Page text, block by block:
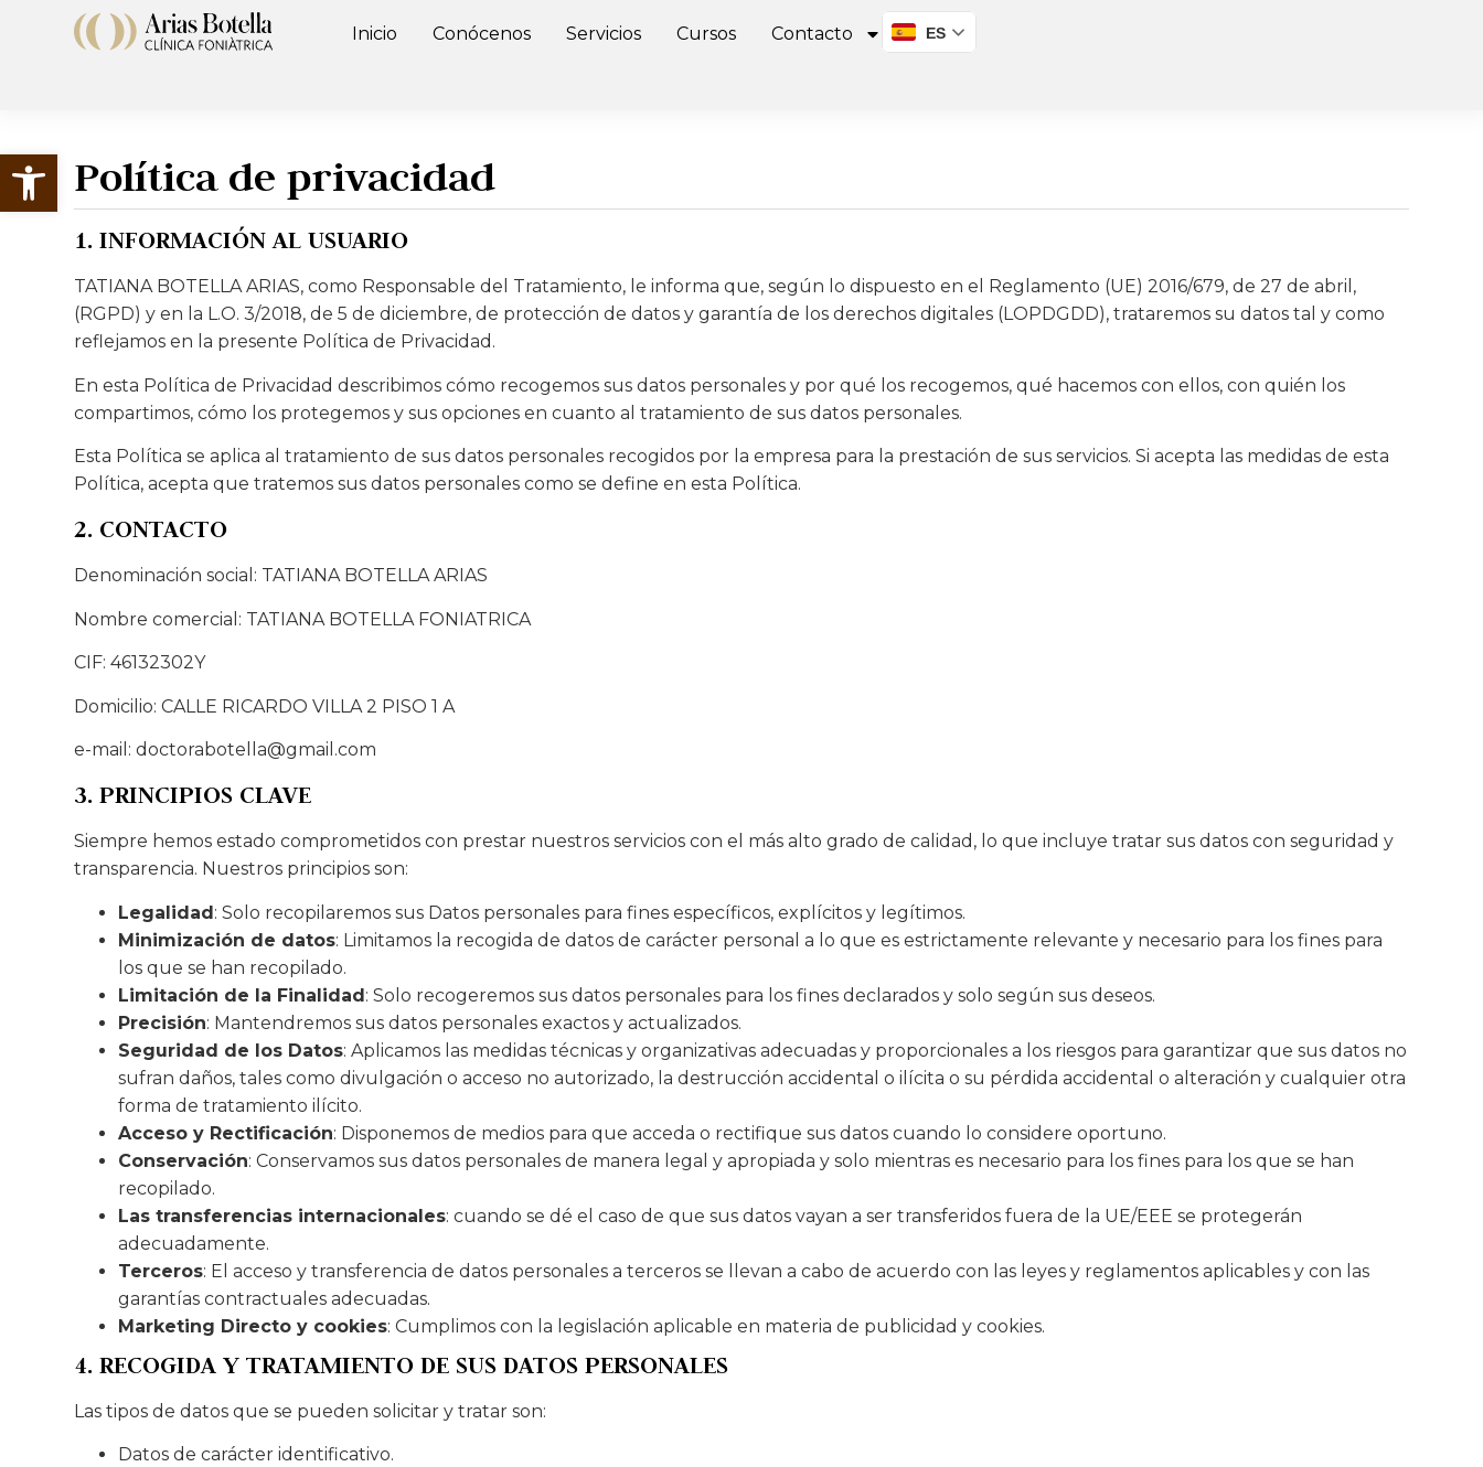
Abrir barra de herramientas
Inicio Conócenos Servicios Cursos Contacto ES
Política de privacidad
1. INFORMACIÓN AL USUARIO
TATIANA BOTELLA ARIAS, como Responsable del Tratamiento, le informa que, según lo dispuesto en el Reglamento (UE) 2016/679, de 27 de abril,
(RGPD) y en la L.O. 3/2018, de 5 de diciembre, de protección de datos y garantía de los derechos digitales (LOPDGDD), trataremos su datos tal y como
reflejamos en la presente Política de Privacidad.
En esta Política de Privacidad describimos cómo recogemos sus datos personales y por qué los recogemos, qué hacemos con ellos, con quién los
compartimos, cómo los protegemos y sus opciones en cuanto al tratamiento de sus datos personales.
Esta Política se aplica al tratamiento de sus datos personales recogidos por la empresa para la prestación de sus servicios. Si acepta las medidas de esta
Política, acepta que tratemos sus datos personales como se define en esta Política.
2. CONTACTO
Denominación social: TATIANA BOTELLA ARIAS
Nombre comercial: TATIANA BOTELLA FONIATRICA
CIF: 46132302Y
Domicilio: CALLE RICARDO VILLA 2 PISO 1 A
e-mail: doctorabotella@gmail.com
3. PRINCIPIOS CLAVE
Siempre hemos estado comprometidos con prestar nuestros servicios con el más alto grado de calidad, lo que incluye tratar sus datos con seguridad y
transparencia. Nuestros principios son:
Legalidad: Solo recopilaremos sus Datos personales para fines específicos, explícitos y legítimos.
Minimización de datos: Limitamos la recogida de datos de carácter personal a lo que es estrictamente relevante y necesario para los fines para
los que se han recopilado.
Limitación de la Finalidad: Solo recogeremos sus datos personales para los fines declarados y solo según sus deseos.
Precisión: Mantendremos sus datos personales exactos y actualizados.
Seguridad de los Datos: Aplicamos las medidas técnicas y organizativas adecuadas y proporcionales a los riesgos para garantizar que sus datos no
sufran daños, tales como divulgación o acceso no autorizado, la destrucción accidental o ilícita o su pérdida accidental o alteración y cualquier otra
forma de tratamiento ilícito.
Acceso y Rectificación: Disponemos de medios para que acceda o rectifique sus datos cuando lo considere oportuno.
Conservación: Conservamos sus datos personales de manera legal y apropiada y solo mientras es necesario para los fines para los que se han
recopilado.
Las transferencias internacionales: cuando se dé el caso de que sus datos vayan a ser transferidos fuera de la UE/EEE se protegerán
adecuadamente.
Terceros: El acceso y transferencia de datos personales a terceros se llevan a cabo de acuerdo con las leyes y reglamentos aplicables y con las
garantías contractuales adecuadas.
Marketing Directo y cookies: Cumplimos con la legislación aplicable en materia de publicidad y cookies.
4. RECOGIDA Y TRATAMIENTO DE SUS DATOS PERSONALES
Las tipos de datos que se pueden solicitar y tratar son:
Datos de carácter identificativo.